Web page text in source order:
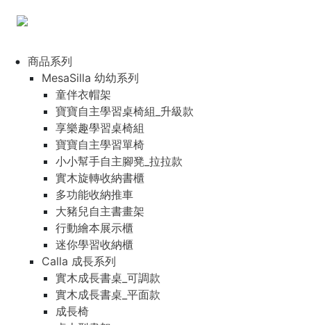
商品系列
MesaSilla 幼幼系列
童伴衣帽架
寶寶自主學習桌椅組_升級款
享樂趣學習桌椅組
寶寶自主學習單椅
小小幫手自主腳凳_拉拉款
實木旋轉收納書櫃
多功能收納推車
大豬兒自主書畫架
行動繪本展示櫃
迷你學習收納櫃
Calla 成長系列
實木成長書桌_可調款
實木成長書桌_平面款
成長椅